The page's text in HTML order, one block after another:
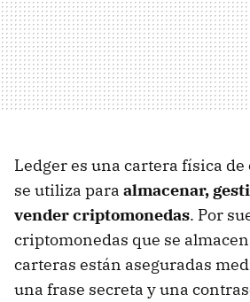
Ledger es una cartera física
se utiliza para almacenar,
vender criptomonedas. Por
criptomonedas que se
carteras están aseguradas
una frase secreta y una